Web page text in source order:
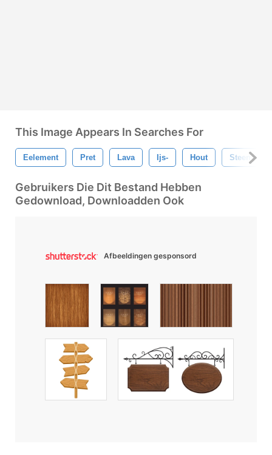
This Image Appears In Searches For
Eelement Pret Lava Ijs- Hout Steen
Gebruikers Die Dit Bestand Hebben
Gedownload, Downloadden Ook
Afbeeldingen gesponsord